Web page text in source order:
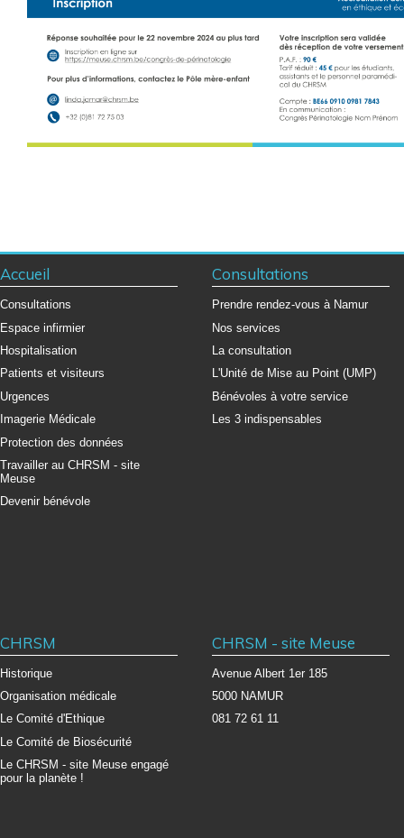
Accueil
Consultations
Espace infirmier
Hospitalisation
Patients et visiteurs
Urgences
Imagerie Médicale
Protection des données
Travailler au CHRSM - site
Meuse
Devenir bénévole
Consultations
Prendre rendez-vous à Namur
Nos services
La consultation
L'Unité de Mise au Point (UMP)
Bénévoles à votre service
Les 3 indispensables
CHRSM
Historique
Organisation médicale
Le Comité d'Ethique
Le Comité de Biosécurité
Le CHRSM - site Meuse engagé
pour la planète !
CHRSM - site Meuse
Avenue Albert 1er 185
5000 NAMUR
081 72 61 11